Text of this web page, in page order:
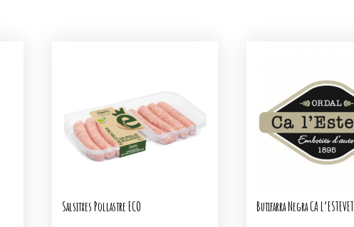
Salsitxes Pollastre ECO Butifarra Negra CA L’ESTEVET